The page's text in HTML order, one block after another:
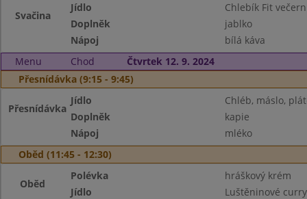
Svačina
Jídlo
Chlebík Fit
Doplněk
jablko
Nápoj
bílá káva
Menu
Chod
Čtvrtek 12. 9. 2024
Přesnídávka (9:15 - 9:45)
Přesnídávka
Jídlo
Chléb, máslo,
Doplněk
kapie
Nápoj
mléko
Oběd (11:45 - 12:30)
Oběd
Polévka
hráškový krém
Jídlo
Luštěninové